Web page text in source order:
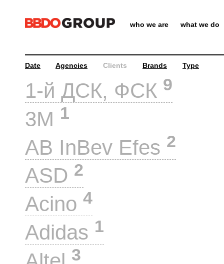
who we are what we do
Date Agencies Clients Brands Type
1-й ДСК, ФСК 9
3M 1
AB InBev Efes 2
ASD 2
Acino 4
Adidas 1
3